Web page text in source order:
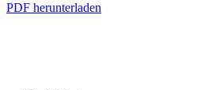
PDF herunterladen